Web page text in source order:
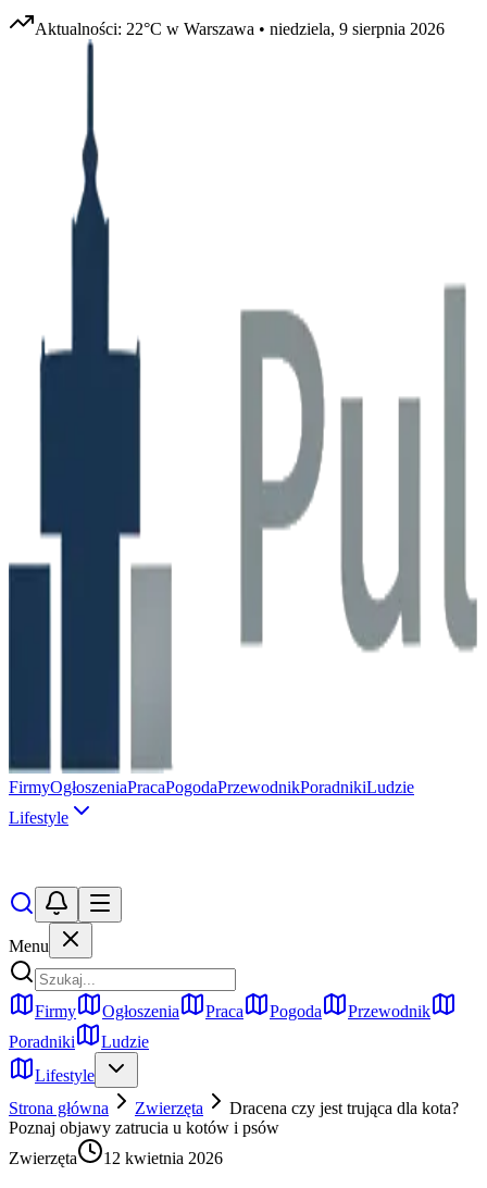
Aktualności: 22°C w Warszawa • niedziela, 9 sierpnia 2026
FirmyOgłoszeniaPracaPogodaPrzewodnikPoradnikiLudzie
Lifestyle
Menu
Firmy Ogłoszenia Praca Pogoda
Przewodnik
Poradniki
Ludzie
Lifestyle
Strona główna
Zwierzęta
Dracena czy jest trująca dla kota?
Poznaj objawy zatrucia u kotów i psów
Zwierzęta
12 kwietnia 2026